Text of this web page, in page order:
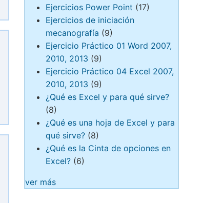
Ejercicios Power Point (17)
Ejercicios de iniciación
mecanografía (9)
Ejercicio Práctico 01 Word 2007,
2010, 2013 (9)
Ejercicio Práctico 04 Excel 2007,
2010, 2013 (9)
¿Qué es Excel y para qué sirve?
(8)
¿Qué es una hoja de Excel y para
qué sirve? (8)
¿Qué es la Cinta de opciones en
Excel? (6)
ver más